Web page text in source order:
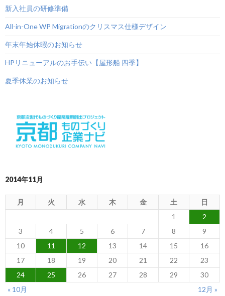
新入社員の研修準備
All-in-One WP Migrationのクリスマス仕様デザイン
年末年始休暇のお知らせ
HPリニューアルのお手伝い【屋形船 四季】
夏季休業のお知らせ
2014年11月
月 火 水 木 金 土
日
1
2
3
4 5 6 7 8
9
10
11 12 13 14 15
16
17
18 19 20 21 22
23
24
25 26 27 28 29
30
« 10月
12月 »